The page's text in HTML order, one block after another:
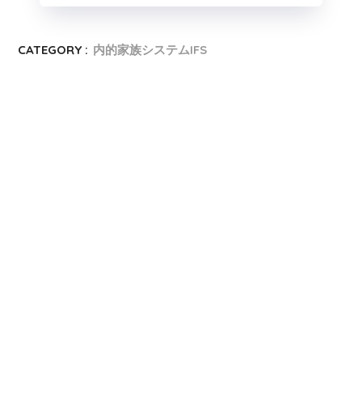
CATEGORY : 内的家族システムIFS